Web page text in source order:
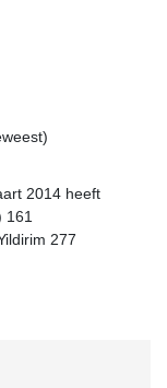
2014 heeft
161
277